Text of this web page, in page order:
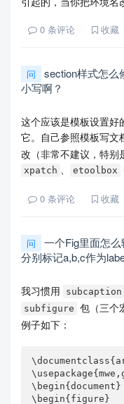
0 条评论 收藏
问
section样式怎么
小写啊？
这个应该是模板设置好
它。自己参照模板写文
改（非常不建议，特别
xpatch 、 etoolbox
0 条评论 收藏
问
一个Fig里面怎
分别标记a,b,c作为
我习惯用 subcaption
subfigure 包（三个
例子如下：
\begin{document}
\begin{figure}